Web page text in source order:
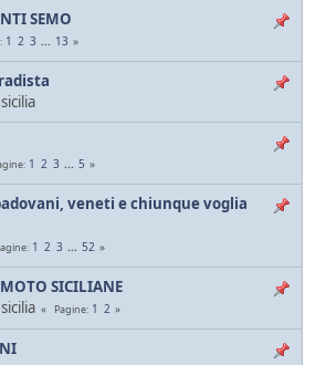
SEMO
1 2 3 ... 13
1 2 3 ... 5
veneti e chiunque voglia
1 2 3 ... 52
SICILIANE
Pagine 1 2